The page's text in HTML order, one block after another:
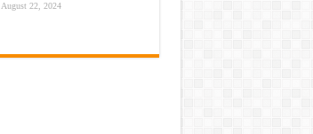
August 22, 2024